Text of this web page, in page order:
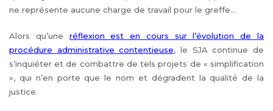
ne représente aucune charge de travail pour le greffe...
Alors qu’une réflexion est en cours sur l’évolution de la
procédure administrative contentieuse, le SJA continue de
s’inquiéter et de combattre de tels projets de « simplification
», qui n’en porte que le nom et dégradent la qualité de la
justice.